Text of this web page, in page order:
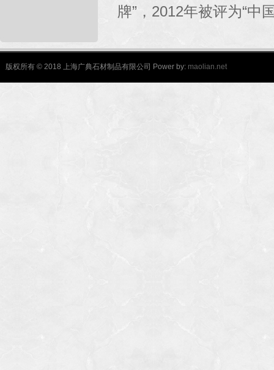
牌”，2012年被评为“中
版权所有 © 2018 上海广典石材制品有限公司 Power by: maolian.net